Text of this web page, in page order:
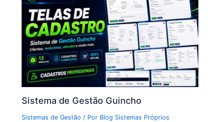
Sistema de Gestão Guincho
Sistemas de Gestão / Por Blog Sistemas Próprios